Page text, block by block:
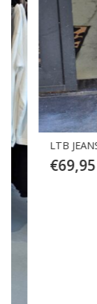
LTB JEANS
69,95